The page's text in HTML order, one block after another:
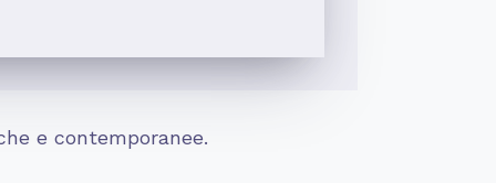
e contemporanee.